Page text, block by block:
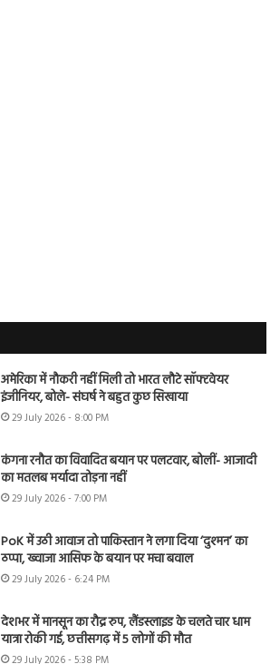
अमेरिका में नौकरी नहीं मिली तो भारत लौटे सॉफ्टवेयर
इंजीनियर, बोले- संघर्ष ने बहुत कुछ सिखाया
29 July 2026 - 8:00 PM
कंगना रनौत का विवादित बयान पर पलटवार, बोलीं- आजादी
का मतलब मर्यादा तोड़ना नहीं
29 July 2026 - 7:00 PM
PoK में उठी आवाज तो पाकिस्तान ने लगा दिया ‘दुश्मन’ का
ठप्पा, ख्वाजा आसिफ के बयान पर मचा बवाल
29 July 2026 - 6:24 PM
देशभर में मानसून का रौद्र रुप, लैंडस्लाइड के चलते चार धाम
यात्रा रोकी गई, छत्तीसगढ़ में 5 लोगों की मौत